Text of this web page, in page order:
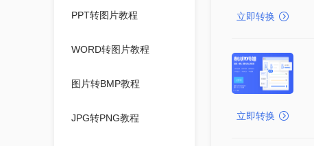
PPT转图片教程
WORD转图片教程
图片转BMP教程
JPG转PNG教程
立即转换
立即转换